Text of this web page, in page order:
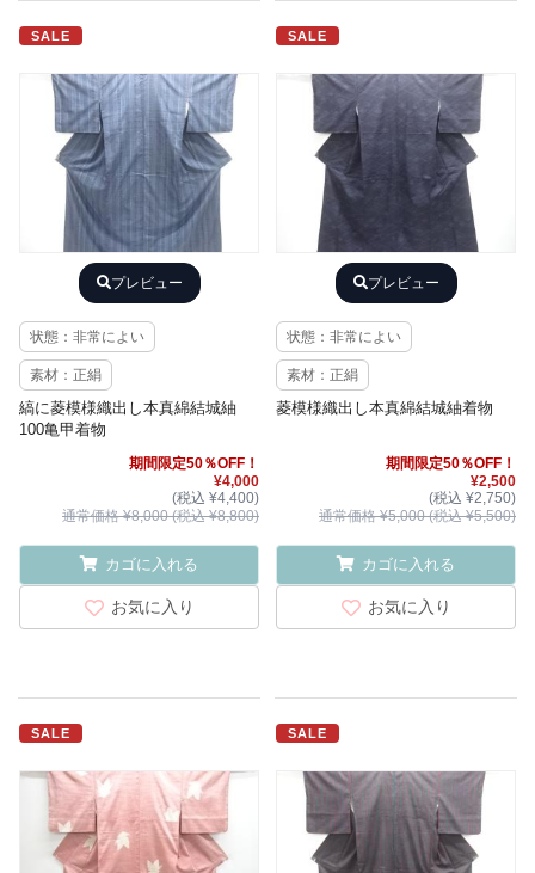
SALE
プレビュー
状態：非常によい
素材：正絹
縞に菱模様織出し本真綿結城紬
100亀甲着物
期間限定50％OFF！
¥4,000
(税込 ¥4,400)
通常価格 ¥8,000 (税込 ¥8,800)
カゴに入れる
お気に入り
SALE
プレビュー
状態：非常によい
素材：正絹
菱模様織出し本真綿結城紬着物
期間限定50％OFF！
¥2,500
(税込 ¥2,750)
通常価格 ¥5,000 (税込 ¥5,500)
カゴに入れる
お気に入り
SALE SALE